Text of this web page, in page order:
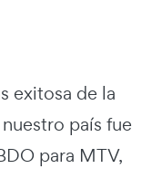
exitosa de la
país fue
para MTV,